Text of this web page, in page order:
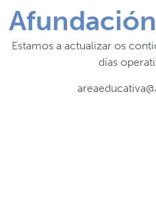
Afundación
Estamos a actualizar os
días